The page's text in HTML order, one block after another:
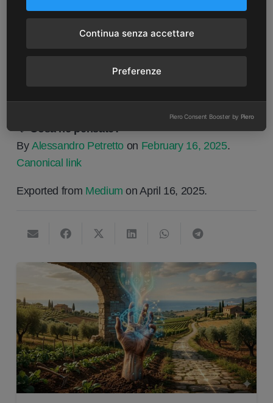
Il nostro obiettivo è continuare a sviluppare
strumenti che rendano l’AI ancora più
trasparente, personalizzabile e adattabile, per
garantire un’interazione fluida e produttiva.
💡 Cosa ne pensate?
By Alessandro Petretto on February 16, 2025.
Canonical link
Exported from Medium on April 16, 2025.
Continua senza accettare
Preferenze
Piero Consent Booster by Piero